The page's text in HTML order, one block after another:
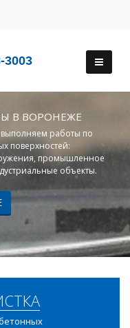
3003
В ВОРОНЕЖЕ
работы по
поверхностей:
промышленное
объекты.